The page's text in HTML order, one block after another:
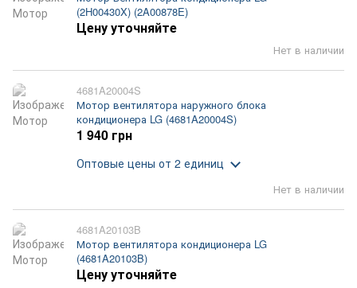
(2H00430X) (2A00878E)
Нет в наличии
Цену уточняйте
4681A20004S
Мотор вентилятора наружного блока
кондиционера LG (4681A20004S)
Нет в наличии
1 940 грн
Оптовые цены от 2 единиц
4681A20103B
Мотор вентилятора кондиционера LG
(4681A20103B)
Цену уточняйте